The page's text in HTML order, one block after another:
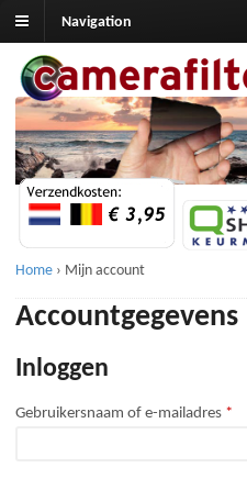
Navigation
Home › Mijn account
Accountgegevens
Inloggen
Gebruikersnaam of e-mailadres *